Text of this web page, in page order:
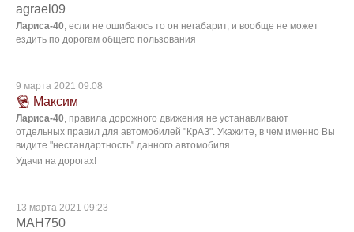
agrael09
Лариса-40, если не ошибаюсь то он негабарит, и вообще не может
ездить по дорогам общего пользования
9 марта 2021 09:08
Максим
Лариса-40, правила дорожного движения не устанавливают
отдельных правил для автомобилей "КрАЗ". Укажите, в чем именно Вы
видите "нестандартность" данного автомобиля.
Удачи на дорогах!
13 марта 2021 09:23
МАН750